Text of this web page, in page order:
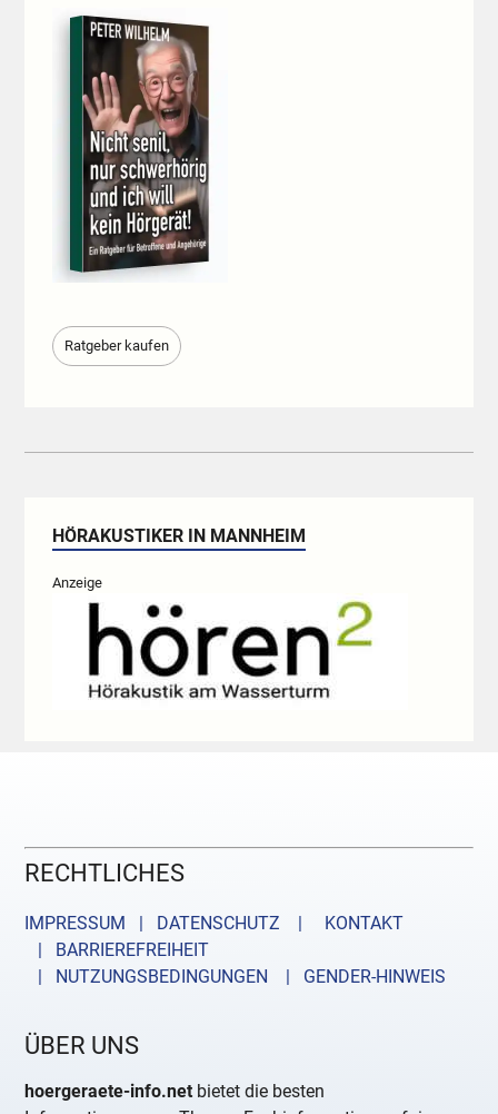
Ratgeber kaufen
HÖRAKUSTIKER IN MANNHEIM
Anzeige
RECHTLICHES
IMPRESSUM | DATENSCHUTZ |
KONTAKT
| BARRIEREFREIHEIT
| NUTZUNGSBEDINGUNGEN
| GENDER-HINWEIS
ÜBER UNS
hoergeraete-info.net bietet die besten